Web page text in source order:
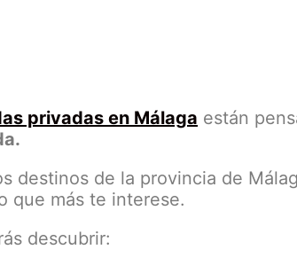
privadas en Málaga están
destinos de la provincia de
que más te interese.
descubrir: